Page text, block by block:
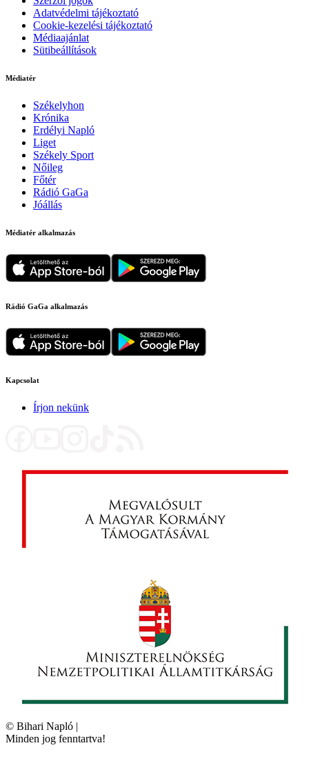
Adatvédelmi tájékoztató
Cookie-kezelési tájékoztató
Médiaajánlat
Sütibeállítások
Médiatér
Székelyhon
Krónika
Erdélyi Napló
Liget
Székely Sport
Nőileg
Főtér
Rádió GaGa
Jóállás
Médiatér alkalmazás
Rádió GaGa alkalmazás
Kapcsolat
Írjon nekünk
© Bihari Napló |
Minden jog fenntartva!